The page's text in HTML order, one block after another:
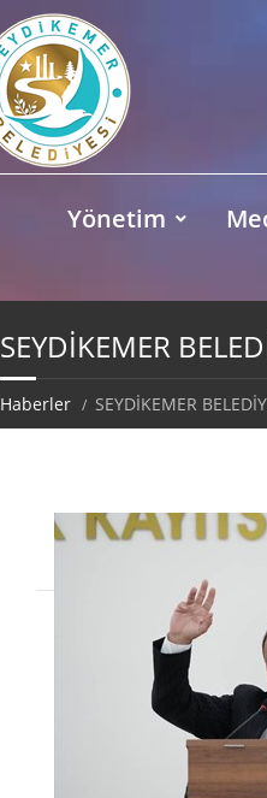
Yönetim
SEYDİKEMER
Haberler SEYDİKEMER